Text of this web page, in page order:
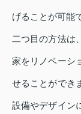
げることが可能
二つ目の方法は
家をリノベーシ
せることができ
設備やデザイン